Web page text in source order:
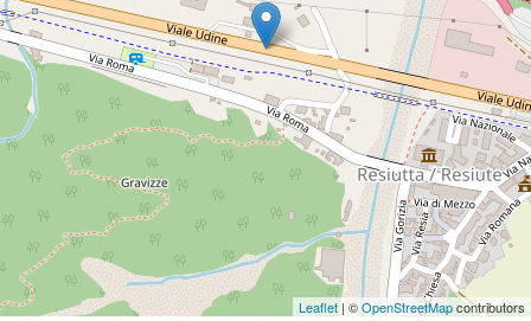
Leaflet | ©OpenStreetMapcontributors